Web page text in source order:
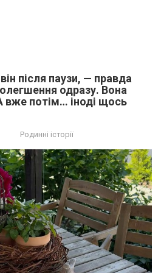
після паузи, — правда
одразу. Вона
вже потім… іноді щось
Родинні історії